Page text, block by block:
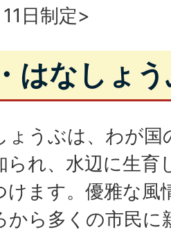
日制定>
はなしょ
ょうぶは、わが国
られ、水辺に生育
けます。優雅な風
から多くの市民